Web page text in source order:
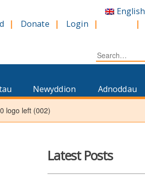
Donate Login
English
Search
for:
Newyddion
Adnoddau
logo left (002)
Latest Posts